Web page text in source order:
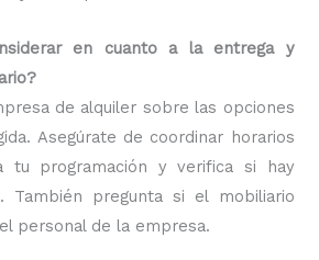
en cuanto a la entrega y
de alquiler sobre las opciones
Asegúrate de coordinar horarios
tu programación y verifica si hay
También pregunta si el mobiliario
personal de la empresa.